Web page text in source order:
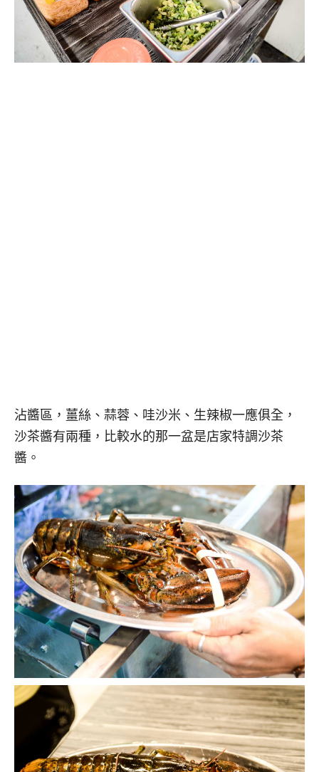
沾醬區，薑絲、蒜蓉、哇沙米、生辣椒一應俱全，
沙茶醬有兩種，比較水的那一盆是店家特調沙茶
醬。